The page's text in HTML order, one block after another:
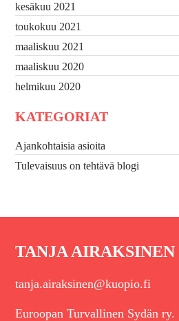
kesäkuu 2021
toukokuu 2021
maaliskuu 2021
maaliskuu 2020
helmikuu 2020
KATEGORIAT
Ajankohtaisia asioita
Tulevaisuus on tehtävä blogi
TANJA AIRAKSINEN
tanja.airaksinen@kuopio.fi
Euroopan Turvallinen Sydän ry.